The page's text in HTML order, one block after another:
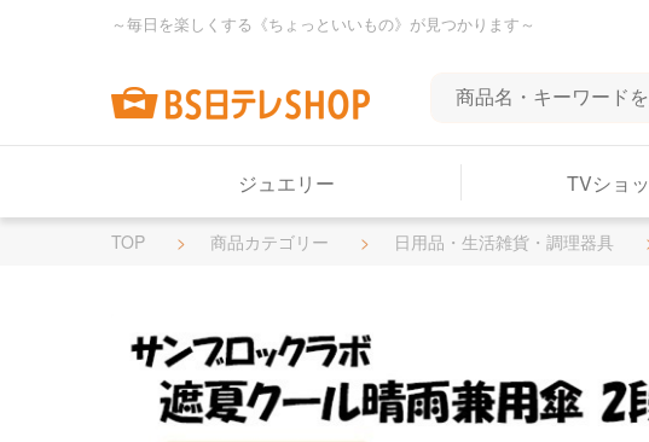
～毎日を楽しくする《ちょっといいもの》が見つかります～
ジュエリー TVショ
TOP 商品カテゴリー 日用品・生活雑貨・調理器具